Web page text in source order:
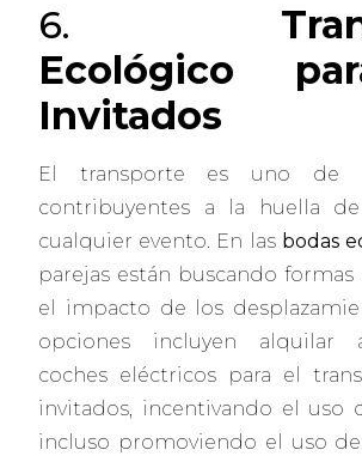
6.
Ecológico
Invitados
El transporte es uno de
contribuyentes a la huella
cualquier evento. En las bodas
parejas están buscando
el impacto de los
opciones incluyen alquilar
coches eléctricos para el
invitados, incentivando el uso
incluso promoviendo el uso